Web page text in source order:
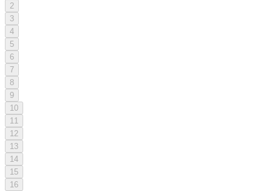
2
3
4
5
6
7
8
9
10
11
12
13
14
15
16